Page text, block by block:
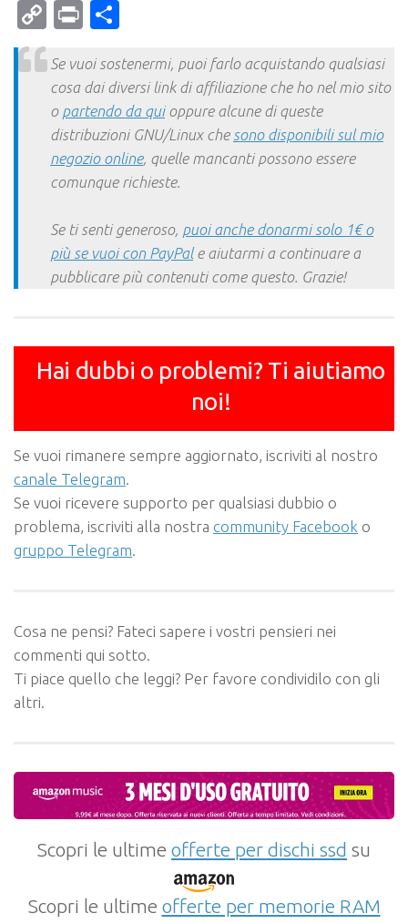
CopyPrint
Se vuoi sostenermi, puoi farlo acquistando qualsiasi
cosa dai diversi link di affiliazione che ho nel mio sito
o partendo da quioppure alcune di queste
distribuzioni GNU/Linux che sono disponibili sul mio
negozio online, quelle mancanti possono essere
comunque richieste.
Se ti senti generoso, puoi anche donarmi solo 1€ o
più se vuoi con PayPale aiutarmi a continuare a
pubblicare più contenuti come questo. Grazie!
Hai dubbi o problemi? Ti aiutiamo
noi!
Se vuoi rimanere sempre aggiornato, iscriviti al nostro
canale Telegram.
Se vuoi ricevere supporto per qualsiasi dubbio o
problema, iscriviti alla nostra community Facebook o
gruppo Telegram.
Cosa ne pensi? Fateci sapere i vostri pensieri nei
commenti qui sotto.
Ti piace quello che leggi? Per favore condividilo con gli
altri.
Scopri le ultime offerte per dischi ssd su
Scopri le ultime offerte per memorie RAM